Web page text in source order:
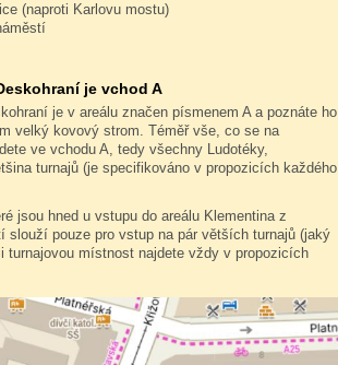
(naproti Karlovu mostu)
je vchod A
je v areálu značen písmenem A a poznáte ho
velký kovový strom. Téměř vše, co se na
ve vchodu A, tedy všechny Ludotéky,
turnajů (je specifikováno v propozicích každého
jsou hned u vstupu do areálu Klementina z
slouží pouze pro vstup na pár větších turnajů (jaký
turnajovou místnost najdete vždy v propozicích